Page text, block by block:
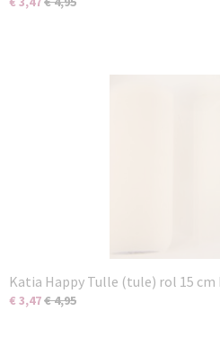
Katia Happy Tulle (tule) rol 15
€ 3,47€ 4,95